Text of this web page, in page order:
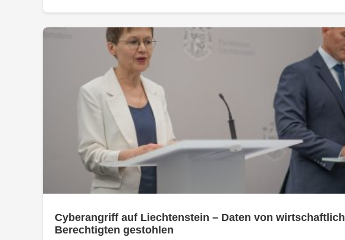
Cyberangriff auf Liechtenstein – Daten von wirtschaftlich
Berechtigten gestohlen